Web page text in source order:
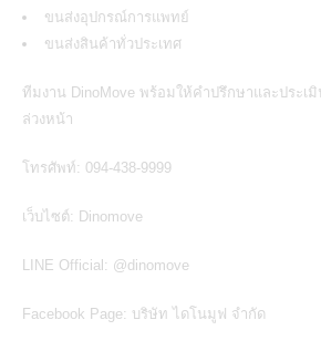
ขนส่งอุปกรณ์การแพทย์
ขนส่งสินค้าทั่วประเทศ
ทีมงาน DinoMove พร้อมให้คำปรึกษาและประเ
ล่วงหน้า
โทรศัพท์: 094-438-9999
เว็บไซต์: Dinomove
LINE Official: @dinomove
Facebook Page: บริษัท ไดโนมูฟ จำกัด